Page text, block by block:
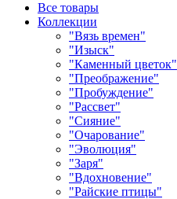
Все товары
Коллекции
"Вязь времен"
"Изыск"
"Каменный цветок"
"Преображение"
"Пробуждение"
"Рассвет"
"Сияние"
"Очарование"
"Эволюция"
"Заря"
"Вдохновение"
"Райские птицы"